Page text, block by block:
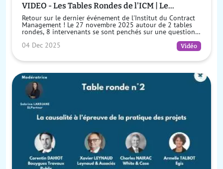
VIDEO - Les Tables Rondes de l'ICM | Le
Contract Manager en phase offre et au
démarrage du projet : un investissement
gagnant
Retour sur le dernier événement de l'Institut du Contract
Management ! Le 27 novembre 2025 autour de 2 tables
rondes, 8 intervenants se sont penchés sur une question
04 Dec 2025 Vidéo